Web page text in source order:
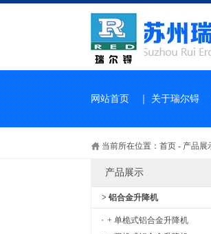
网站首页｜关于瑞尔锝
当前所在位置： 首页 - 产品展
产品展示
> 铝合金升降机
+ 单桅式铝合金升降机